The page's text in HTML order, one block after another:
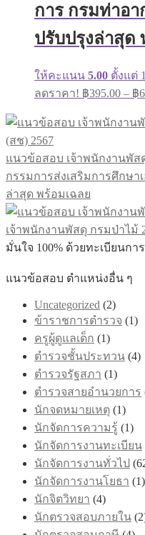
การ กรมท่าอา
ปรับปรุงล่าสุด
ให้คะแนน 5.00 ตั้งแต่
ลดราคา! ฿395.00 – ฿
แนวข้อสอบ เจ้าพนักงานพั
กรรมการส่งเสริมการศึกษา
ล่าสุด พร้อมเฉลย
เจ้าพนักงานพัสดุ กรมป่าไม้
มั่นใจ 100% ด้วยทะเบียนก
แนวข้อสอบ ตำแหน่งอื่น ๆ
Uncategorized (2)
ข้าราชการตำรวจ (1)
ครูผู้ดูแลเด็ก (1)
ตำรวจชั้นประทวน (4)
ตำรวจรัฐสภา (1)
ตำรวจสายอำนวยการ
นักจดหมายเหตุ (1)
นักจัดการความรู้ (1)
นักจัดการงานทะเบียน
นักจัดการงานทั่วไป
นักจัดการงานโยธา (1)
นักจิตวิทยา (4)
นักตรวจสอบภายใน